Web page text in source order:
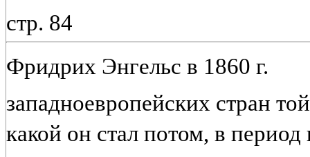
стр. 84
Фридрих Энгельс в 1860 г.
западноевропейских стран
какой он стал потом, в